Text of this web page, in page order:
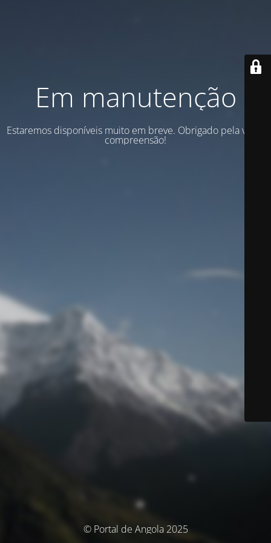
Em manutenção
Estaremos disponíveis muito em breve. Obrigado pela vossa
compreensão!
© Portal de Angola 2025